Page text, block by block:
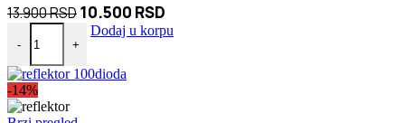
13.900RSDOriginalna
cena
bila:
10.500 RSD
cena
-
Procesorski hladnjak Dark Rock PRO TR4 količina
+
Dodaj u korpu
-14%